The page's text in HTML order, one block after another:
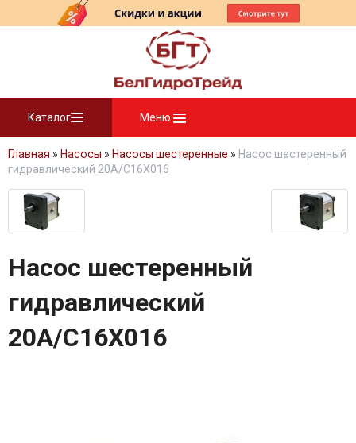
Каталог Меню
Главная » Насосы » Насосы шестеренные » Насос шестеренный
гидравлический 20A/C16X016
Насос шестеренный
гидравлический
20A/C16X016